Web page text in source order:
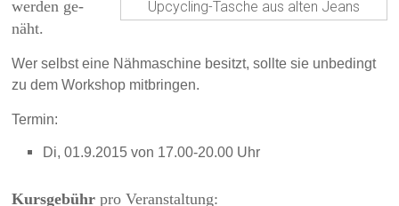
Upcycling-Tasche aus alten Jeans
werden ge­
näht.
Wer selbst eine Nähmaschine besitzt, sollte sie unbedingt
zu dem Workshop mitbringen.
Termin:
Di, 01.9.2015 von 17.00-20.00 Uhr
Kursgebühr pro Veranstaltung: